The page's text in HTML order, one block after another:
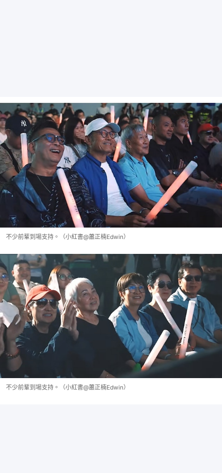
不少前輩到場支持。（小紅書@蕭正楠Edwin）
不少前輩到場支持。（小紅書@蕭正楠Edwin）